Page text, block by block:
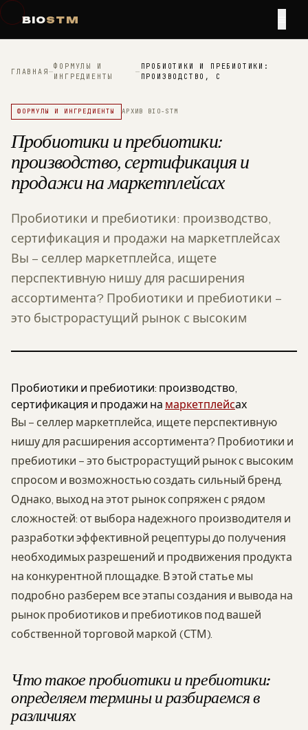
BIOSTM
ГЛАВНАЯ—
ФОРМУЛЫ И
ИНГРЕДИЕНТЫ
—
ПРОБИОТИКИ И ПРЕБИОТИКИ:
ПРОИЗВОДСТВО, С
ФОРМУЛЫ И ИНГРЕДИЕНТЫ АРХИВ BIO-STM
Пробиотики и пребиотики:
производство, сертификация и
продажи на маркетплейсах
Пробиотики и пребиотики: производство,
сертификация и продажи на маркетплейсах
Вы – селлер маркетплейса, ищете
перспективную нишу для расширения
ассортимента? Пробиотики и пребиотики –
это быстрорастущий рынок с высоким
Пробиотики и пребиотики: производство,
сертификация и продажи на маркетплейсах
Вы – селлер маркетплейса, ищете перспективную
нишу для расширения ассортимента? Пробиотики и
пребиотики – это быстрорастущий рынок с высоким
спросом и возможностью создать сильный бренд.
Однако, выход на этот рынок сопряжен с рядом
сложностей: от выбора надежного производителя и
разработки эффективной рецептуры до получения
необходимых разрешений и продвижения продукта
на конкурентной площадке. В этой статье мы
подробно разберем все этапы создания и вывода на
рынок пробиотиков и пребиотиков под вашей
собственной торговой маркой (СТМ).
Что такое пробиотики и пребиотики:
определяем термины и разбираемся в
различиях